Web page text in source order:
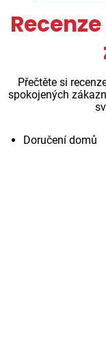
Přečtěte si
spokojených
Doručení domů